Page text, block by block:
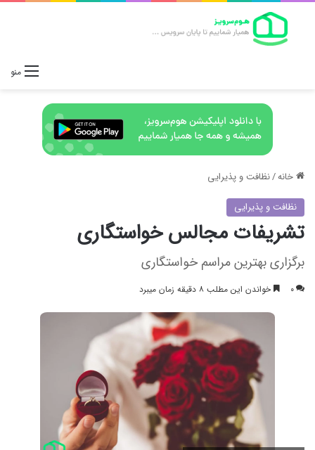
منو
خانه/نظافت و پذیرایی
نظافت و پذیرایی
تشریفات مجالس خواستگاری
برگزاری بهترین مراسم خواستگاری
۰ خواندن این مطلب ۸ دقیقه زمان میبرد